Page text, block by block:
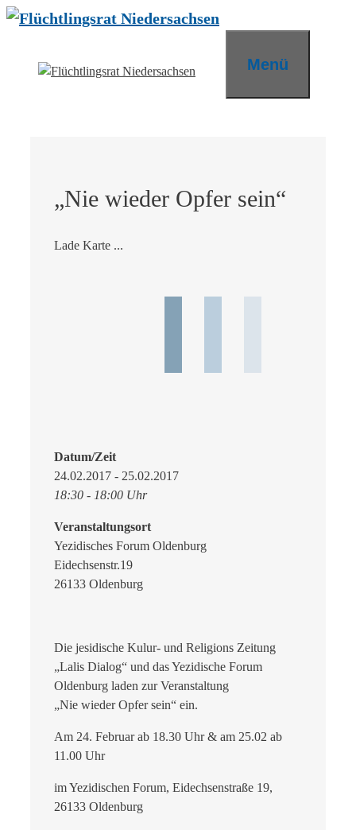
Zum
Menü
„Nie wieder Opfer sein“
Lade Karte ...
Datum/Zeit
24.02.2017 - 25.02.2017
18:30 - 18:00 Uhr
Veranstaltungsort
Yezidisches Forum Oldenburg
Eidechsenstr.19
26133 Oldenburg
Die jesidische Kulur- und Religions Zeitung
„Lalis Dialog“ und das Yezidische Forum
Oldenburg laden zur Veranstaltung
„Nie wieder Opfer sein“ ein.
Am 24. Februar ab 18.30 Uhr & am 25.02 ab
11.00 Uhr
im Yezidischen Forum, Eidechsenstraße 19,
26133 Oldenburg